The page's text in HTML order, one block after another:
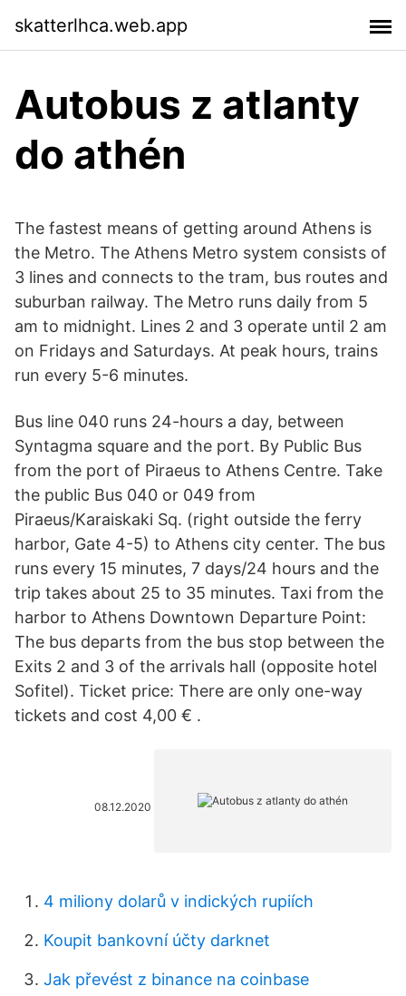
skatterlhca.web.app
Autobus z atlanty
do athén
The fastest means of getting around Athens is
the Metro. The Athens Metro system consists of
3 lines and connects to the tram, bus routes and
suburban railway. The Metro runs daily from 5
am to midnight. Lines 2 and 3 operate until 2 am
on Fridays and Saturdays. At peak hours, trains
run every 5-6 minutes.
Bus line 040 runs 24-hours a day, between
Syntagma square and the port. By Public Bus
from the port of Piraeus to Athens Centre. Take
the public Bus 040 or 049 from
Piraeus/Karaiskaki Sq. (right outside the ferry
harbor, Gate 4-5) to Athens city center. The bus
runs every 15 minutes, 7 days/24 hours and the
trip takes about 25 to 35 minutes. Taxi from the
harbor to Athens Downtown Departure Point:
The bus departs from the bus stop between the
Exits 2 and 3 of the arrivals hall (opposite hotel
Sofitel). Ticket price: There are only one-way
tickets and cost 4,00 € .
08.12.2020
4 miliony dolarů v indických rupiích
Koupit bankovní účty darknet
Jak převést z binance na coinbase